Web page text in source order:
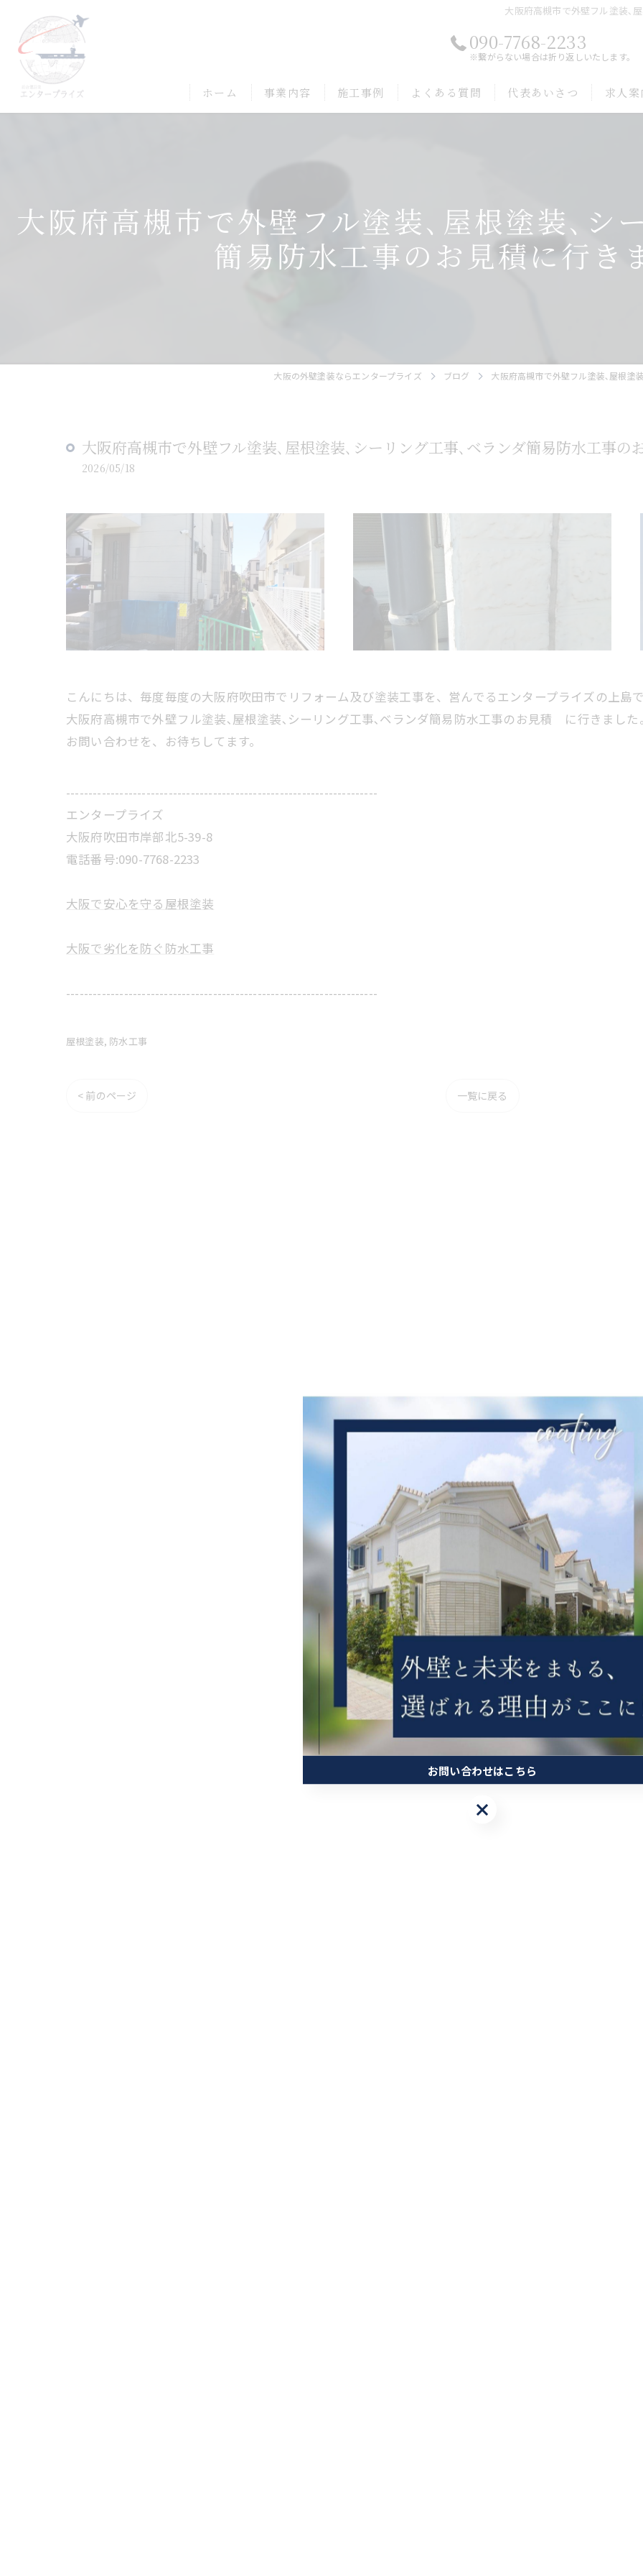
大阪府高槻市で外壁フル塗装､
090-7768-2233
※繋がらない場合は折り返しいたします。
ホーム 事業内容 施工事例 よくある質問 代表あいさつ 求人案
大阪府高槻市で外壁フル塗装､屋根塗装､シ
簡易防水工事のお見積に行き
大阪の外壁塗装ならエンタープライズ ブログ 大阪府高槻市で外壁フル塗装､屋根塗
大阪府高槻市で外壁フル塗装､屋根塗装､シーリング工事､ベランダ簡易防水工事の
2026/05/18
こんにちは、毎度毎度の大阪府吹田市でリフォーム及び塗装工事を、営んでるエンタープライズの上島で
大阪府高槻市で外壁フル塗装､屋根塗装､シーリング工事､ベランダ簡易防水工事のお見積 に行きました。
お問い合わせを、お待ちしてます。
----------------------------------------------------------------------
エンタープライズ
大阪府吹田市岸部北5-39-8
電話番号:090-7768-2233
大阪で安心を守る屋根塗装
大阪で劣化を防ぐ防水工事
----------------------------------------------------------------------
屋根塗装 防水工事
< 前のページ 一覧に戻る
お問い合わせはこちら
お問い合わせはこちら